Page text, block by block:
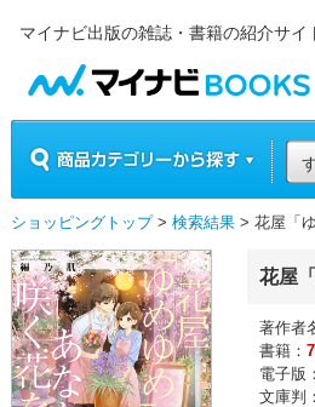
マイナビ出版の雑誌・書籍の紹介サイ
ショッピングトップ> 検索結果 > 花屋「
花屋
著作者
書籍：
電子版：
文庫判